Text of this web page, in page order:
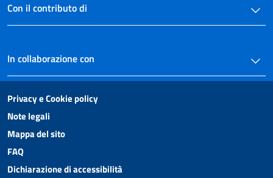
Con il contributo di
In collaborazione con
Privacy e Cookie policy
Note legali
Mappa del sito
FAQ
Dichiarazione di accessibilità